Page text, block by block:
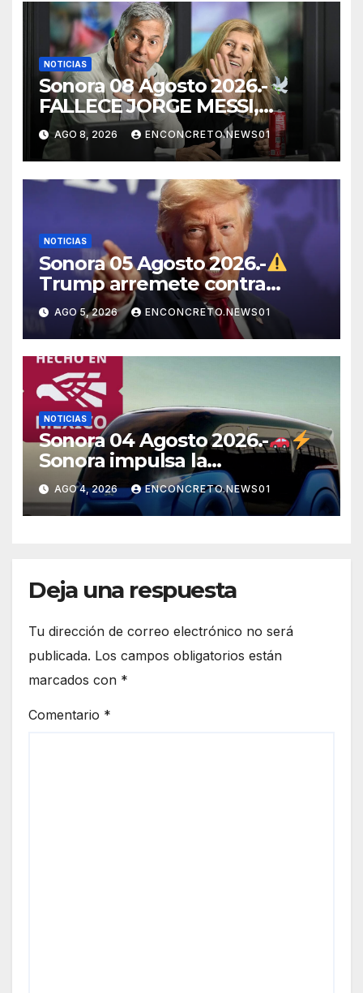
NOTICIAS
Sonora 08 Agosto 2026.-
FALLECE JORGE MESSI,
PADRE Y REPRESENTANTE
DE LIONEL MESSI, A LOS 68
AÑOS
AGO 8, 2026 ENCONCRETO.NEWS01
NOTICIAS
Sonora 05 Agosto 2026.-
Trump arremete contra
México, Canadá y otras
potencias por supuestos
abusos comerciales
AGO 5, 2026 ENCONCRETO.NEWS01
NOTICIAS
Sonora 04 Agosto 2026.-
Sonora impulsa la
electromovilidad con
«Beyond», un vehículo
eléctrico desarrollado junto al
AGO 4, 2026 ENCONCRETO.NEWS01
Deja una respuesta
Tu dirección de correo electrónico no será
publicada. Los campos obligatorios están
marcados con *
Comentario *